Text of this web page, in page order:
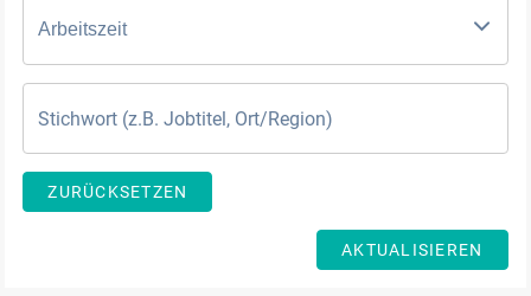
Arbeitszeit
ZURÜCKSETZEN
AKTUALISIEREN